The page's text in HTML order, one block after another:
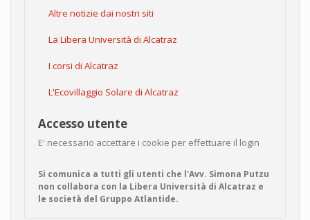
Altre notizie dai nostri siti
La Libera Università di Alcatraz
I corsi di Alcatraz
L'Ecovillaggio Solare di Alcatraz
Accesso utente
E' necessario accettare i cookie per effettuare il login
Si comunica a tutti gli utenti che l'Avv. Simona Putzu
non collabora con la Libera Università di Alcatraz e
le società del Gruppo Atlantide.